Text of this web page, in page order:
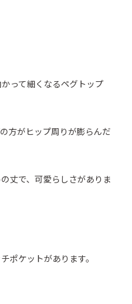
って細くなるペグトップ
方がヒップ周りが膨らんだ
丈で、可愛らしさがありま
ポケットがあります。